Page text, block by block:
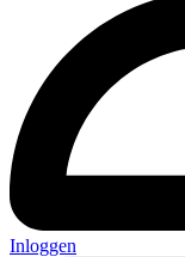
Inloggen